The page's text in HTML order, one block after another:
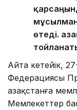
өтеді.
Айта кетейік,
Федерациясы
Қазақстанға
Мемлекеттер